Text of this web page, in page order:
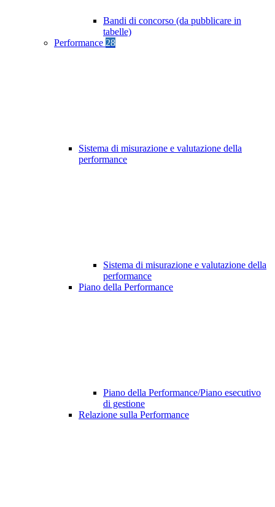
Bandi di concorso (da pubblicare in
tabelle)
Performance 28
Sistema di misurazione e valutazione della
performance
Sistema di misurazione e valutazione della
performance
Piano della Performance
Piano della Performance/Piano esecutivo
di gestione
Relazione sulla Performance